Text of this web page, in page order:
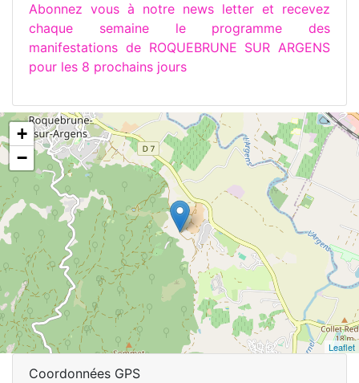
Abonnez vous à notre news letter et recevez
chaque semaine le programme des
manifestations de ROQUEBRUNE SUR ARGENS
pour les 8 prochains jours
+
−
Leaflet
Coordonnées GPS